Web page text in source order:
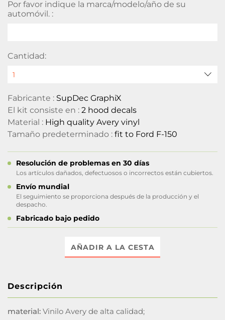
Por favor indique la marca/modelo/año de su
automóvil. :
Cantidad:
Fabricante : SupDec GraphiX
El kit consiste en : 2 hood decals
Material : High quality Avery vinyl
Tamaño predeterminado : fit to Ford F-150
Resolución de problemas en 30 días
Los artículos dañados, defectuosos o incorrectos están cubiertos.
Envío mundial
El seguimiento se proporciona después de la producción y el
despacho.
Fabricado bajo pedido
AÑADIR A LA CESTA
Descripción
material: Vinilo Avery de alta calidad;